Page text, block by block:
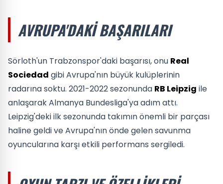
AVRUPA'DAKI BAŞARILARI
Sörloth'un Trabzonspor'daki başarısı, onu Real
Sociedad gibi Avrupa'nın büyük kulüplerinin
radarına soktu. 2021-2022 sezonunda RB Leipzig ile
anlaşarak Almanya Bundesliga'ya adım attı.
Leipzig'deki ilk sezonunda takımın önemli bir parçası
haline geldi ve Avrupa'nın önde gelen savunma
oyuncularına karşı etkili performans sergiledi.